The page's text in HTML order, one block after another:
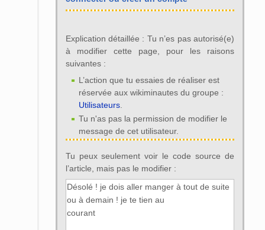
Explication détaillée : Tu n’es pas autorisé(e)
à modifier cette page, pour les raisons
suivantes :
L’action que tu essaies de réaliser est
réservée aux wikiminautes du groupe :
Utilisateurs.
Tu n'as pas la permission de modifier le
message de cet utilisateur.
Tu peux seulement voir le code source de
l’article, mais pas le modifier :